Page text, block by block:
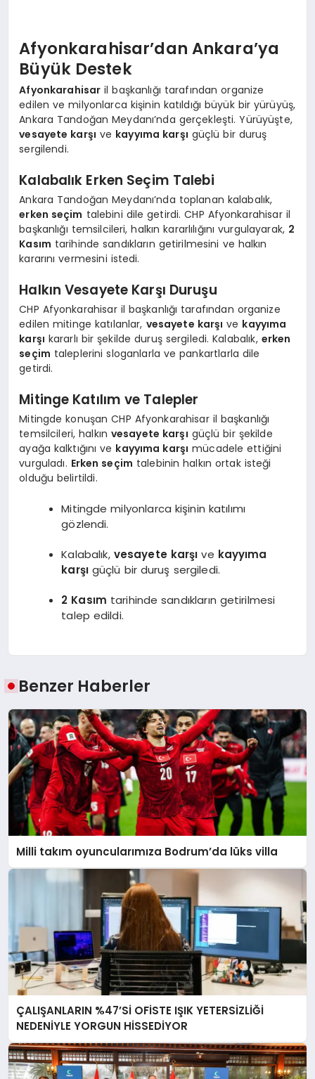
Afyonkarahisar’dan Ankara’ya
Büyük Destek
Afyonkarahisar il başkanlığı tarafından organize
edilen ve milyonlarca kişinin katıldığı büyük bir yürüyüş,
Ankara Tandoğan Meydanı’nda gerçekleşti. Yürüyüşte,
vesayete karşı ve kayyıma karşı güçlü bir duruş
sergilendi.
Kalabalık Erken Seçim Talebi
Ankara Tandoğan Meydanı’nda toplanan kalabalık,
erken seçim talebini dile getirdi. CHP Afyonkarahisar il
başkanlığı temsilcileri, halkın kararlılığını vurgulayarak, 2
Kasım tarihinde sandıkların getirilmesini ve halkın
kararını vermesini istedi.
Halkın Vesayete Karşı Duruşu
CHP Afyonkarahisar il başkanlığı tarafından organize
edilen mitinge katılanlar, vesayete karşı ve kayyıma
karşı kararlı bir şekilde duruş sergiledi. Kalabalık, erken
seçim taleplerini sloganlarla ve pankartlarla dile
getirdi.
Mitinge Katılım ve Talepler
Mitingde konuşan CHP Afyonkarahisar il başkanlığı
temsilcileri, halkın vesayete karşı güçlü bir şekilde
ayağa kalktığını ve kayyıma karşı mücadele ettiğini
vurguladı. Erken seçim talebinin halkın ortak isteği
olduğu belirtildi.
Mitingde milyonlarca kişinin katılımı
gözlendi.
Kalabalık, vesayete karşı ve kayyıma
karşıgüçlü bir duruş sergiledi.
2 Kasım tarihinde sandıkların getirilmesi
talep edildi.
Benzer Haberler
Milli takım oyuncularımıza Bodrum’da lüks villa
ÇALIŞANLARIN %47’Sİ OFİSTE IŞIK YETERSİZLİĞİ
NEDENİYLE YORGUN HİSSEDİYOR